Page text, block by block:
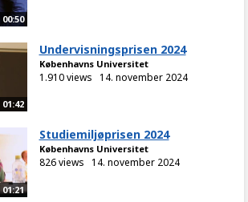
00:50
01:42
Undervisningsprisen 2024
Københavns Universitet
1.910 views 14. november 2024
01:21
Studiemiljøprisen 2024
Københavns Universitet
826 views 14. november 2024